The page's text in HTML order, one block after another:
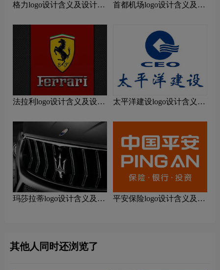
格力logo设计含义及设计理
首都机场logo设计含义及设
法拉利logo设计含义及设计
太平洋建设logo设计含义及
玛莎拉蒂logo设计含义及设
平安保险logo设计含义及设
其他人同时还浏览了